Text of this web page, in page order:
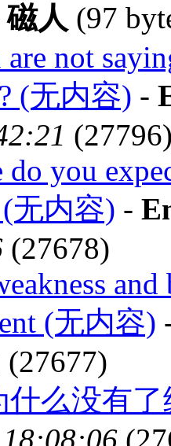
磁人 (97
are not
(无内容) -
do you
无内容) -
(27678)
(无内容)
(27677)
什么没有